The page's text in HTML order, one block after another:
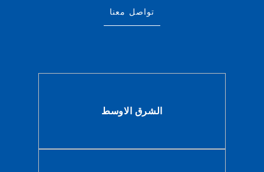
تواصل معنا
الشرق الاوسط